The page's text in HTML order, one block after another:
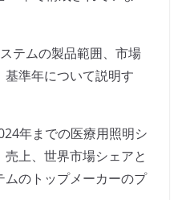
テムの製品範囲、市場
準年について説明す
年までの医療用照明シ
上、世界市場シェアと
ムのトップメーカーのプ